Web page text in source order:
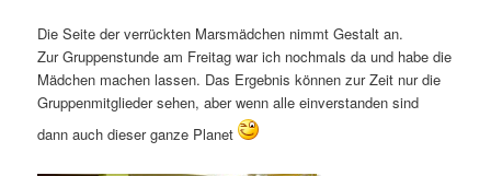
Die Seite der verrückten Marsmädchen nimmt Gestalt an.
Zur Gruppenstunde am Freitag war ich nochmals da und habe die
Mädchen machen lassen. Das Ergebnis können zur Zeit nur die
Gruppenmitglieder sehen, aber wenn alle einverstanden sind
dann auch dieser ganze Planet